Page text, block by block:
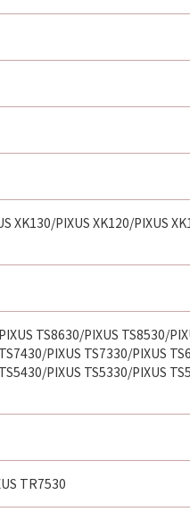
XK130/PIXUS XK120/PIXUS
TS8630/PIXUS TS8530/
PIXUS TS7330/PIXUS
PIXUS TS5330/PIXUS
TR7530